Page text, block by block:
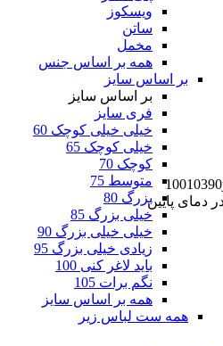
ویسکوز
ساتن
مخمل
همه بر اساس جنس
بر اساس سایز
بر اساس سایز
فری سایز
خیلی خیلی کوچک 60
خیلی کوچک 65
کوچک 70
متوسط 75
بزرگ 80
خیلی بزرگ 85
خیلی خیلی بزرگ 90
زیادی خیلی بزرگ 95
باید لاغر کنی 100
نگم برات 105
همه بر اساس سایز
همه ست لباس زیر
دمای پایین